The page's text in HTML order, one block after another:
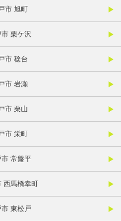
市 旭町
栗ケ沢
市 稔台
市 岩瀬
市 栗山
市 栄町
市 常盤平
西馬橋幸町
東松戸